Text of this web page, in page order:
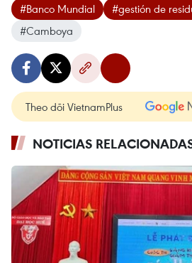
#Banco Mundial
#gestión de
#Camboya
Theo dõi VietnamPlus
NOTICIAS